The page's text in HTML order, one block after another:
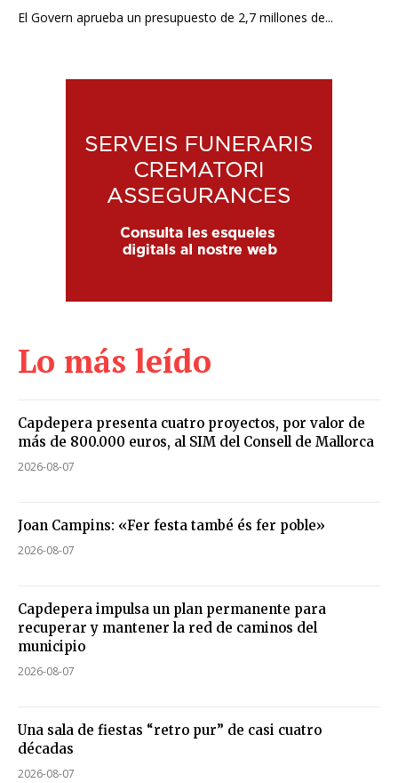
El Govern aprueba un presupuesto de 2,7 millones de...
Lo más leído
Capdepera presenta cuatro proyectos, por valor de
más de 800.000 euros, al SIM del Consell de Mallorca
2026-08-07
Joan Campins: «Fer festa també és fer poble»
2026-08-07
Capdepera impulsa un plan permanente para
recuperar y mantener la red de caminos del
municipio
2026-08-07
Una sala de fiestas “retro pur” de casi cuatro
décadas
2026-08-07